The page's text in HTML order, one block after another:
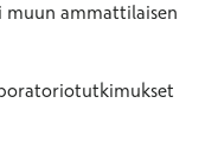
muun ammattilaisen